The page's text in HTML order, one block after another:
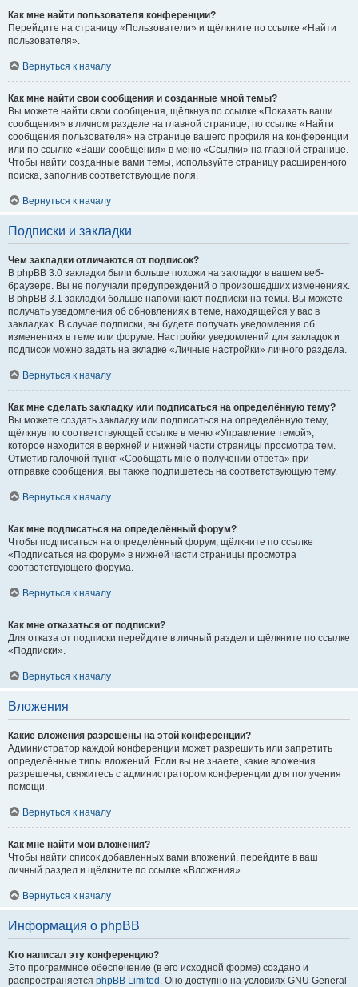
Как мне найти пользователя конференции?
Перейдите на страницу «Пользователи» и щёлкните по ссылке «Найти
пользователя».
Вернуться к началу
Как мне найти свои сообщения и созданные мной темы?
Вы можете найти свои сообщения, щёлкнув по ссылке «Показать ваши
сообщения» в личном разделе на главной странице, по ссылке «Найти
сообщения пользователя» на странице вашего профиля на конференции
или по ссылке «Ваши сообщения» в меню «Ссылки» на главной странице.
Чтобы найти созданные вами темы, используйте страницу расширенного
поиска, заполнив соответствующие поля.
Вернуться к началу
Подписки и закладки
Чем закладки отличаются от подписок?
В phpBB 3.0 закладки были больше похожи на закладки в вашем веб-
браузере. Вы не получали предупреждений о произошедших изменениях.
В phpBB 3.1 закладки больше напоминают подписки на темы. Вы можете
получать уведомления об обновлениях в теме, находящейся у вас в
закладках. В случае подписки, вы будете получать уведомления об
изменениях в теме или форуме. Настройки уведомлений для закладок и
подписок можно задать на вкладке «Личные настройки» личного раздела.
Вернуться к началу
Как мне сделать закладку или подписаться на определённую тему?
Вы можете создать закладку или подписаться на определённую тему,
щёлкнув по соответствующей ссылке в меню «Управление темой»,
которое находится в верхней и нижней части страницы просмотра тем.
Отметив галочкой пункт «Сообщать мне о получении ответа» при
отправке сообщения, вы также подпишетесь на соответствующую тему.
Вернуться к началу
Как мне подписаться на определённый форум?
Чтобы подписаться на определённый форум, щёлкните по ссылке
«Подписаться на форум» в нижней части страницы просмотра
соответствующего форума.
Вернуться к началу
Как мне отказаться от подписки?
Для отказа от подписки перейдите в личный раздел и щёлкните по ссылке
«Подписки».
Вернуться к началу
Вложения
Какие вложения разрешены на этой конференции?
Администратор каждой конференции может разрешить или запретить
определённые типы вложений. Если вы не знаете, какие вложения
разрешены, свяжитесь с администратором конференции для получения
помощи.
Вернуться к началу
Как мне найти мои вложения?
Чтобы найти список добавленных вами вложений, перейдите в ваш
личный раздел и щёлкните по ссылке «Вложения».
Вернуться к началу
Информация о phpBB
Кто написал эту конференцию?
Это программное обеспечение (в его исходной форме) создано и
распространяется phpBB Limited . Оно доступно на условиях GNU General